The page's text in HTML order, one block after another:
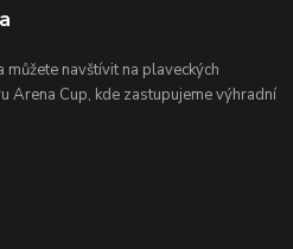
navštívit na plaveckých
Arena Cup, kde zastupujeme výhradní